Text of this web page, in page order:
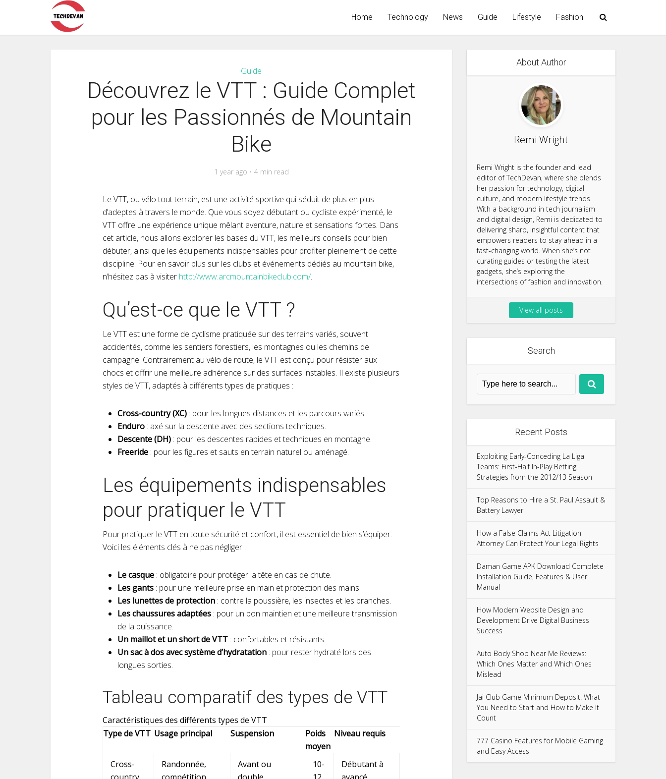
Home Technology News Guide Lifestyle Fashion
Guide
Découvrez le VTT : Guide Complet
pour les Passionnés de Mountain
Bike
1 year ago 4 min read
Le VTT, ou vélo tout terrain, est une activité sportive qui séduit de plus en plus
d’adeptes à travers le monde. Que vous soyez débutant ou cycliste expérimenté, le
VTT offre une expérience unique mêlant aventure, nature et sensations fortes. Dans
cet article, nous allons explorer les bases du VTT, les meilleurs conseils pour bien
débuter, ainsi que les équipements indispensables pour profiter pleinement de cette
discipline. Pour en savoir plus sur les clubs et événements dédiés au mountain bike,
n’hésitez pas à visiter http://www.arcmountainbikeclub.com/.
Qu’est-ce que le VTT ?
Le VTT est une forme de cyclisme pratiquée sur des terrains variés, souvent
accidentés, comme les sentiers forestiers, les montagnes ou les chemins de
campagne. Contrairement au vélo de route, le VTT est conçu pour résister aux
chocs et offrir une meilleure adhérence sur des surfaces instables. Il existe plusieurs
styles de VTT, adaptés à différents types de pratiques :
Cross-country (XC) : pour les longues distances et les parcours variés.
Enduro : axé sur la descente avec des sections techniques.
Descente (DH) : pour les descentes rapides et techniques en montagne.
Freeride : pour les figures et sauts en terrain naturel ou aménagé.
Les équipements indispensables
pour pratiquer le VTT
Pour pratiquer le VTT en toute sécurité et confort, il est essentiel de bien s’équiper.
Voici les éléments clés à ne pas négliger :
Le casque : obligatoire pour protéger la tête en cas de chute.
Les gants : pour une meilleure prise en main et protection des mains.
Les lunettes de protection : contre la poussière, les insectes et les branches.
Les chaussures adaptées : pour un bon maintien et une meilleure transmission
de la puissance.
Un maillot et un short de VTT : confortables et résistants.
Un sac à dos avec système d’hydratation : pour rester hydraté lors des
longues sorties.
Tableau comparatif des types de VTT
Caractéristiques des différents types de VTT
Type de VTT Usage principal Suspension
Poids
moyen
Niveau requis
Cross-
Randonnée,
Avant ou
10-
Débutant à
About Author
Remi Wright
Remi Wright is the founder and lead
editor of TechDevan, where she blends
her passion for technology, digital
culture, and modern lifestyle trends.
With a background in tech journalism
and digital design, Remi is dedicated to
delivering sharp, insightful content that
empowers readers to stay ahead in a
fast-changing world. When she’s not
curating guides or testing the latest
gadgets, she’s exploring the
intersections of fashion and innovation.
View all posts
Search
Recent Posts
Exploiting Early-Conceding La Liga
Teams: First-Half In-Play Betting
Strategies from the 2012/13 Season
Top Reasons to Hire a St. Paul Assault &
Battery Lawyer
How a False Claims Act Litigation
Attorney Can Protect Your Legal Rights
Daman Game APK Download Complete
Installation Guide, Features & User
Manual
How Modern Website Design and
Development Drive Digital Business
Success
Auto Body Shop Near Me Reviews:
Which Ones Matter and Which Ones
Mislead
Jai Club Game Minimum Deposit: What
You Need to Start and How to Make It
Count
777 Casino Features for Mobile Gaming
and Easy Access